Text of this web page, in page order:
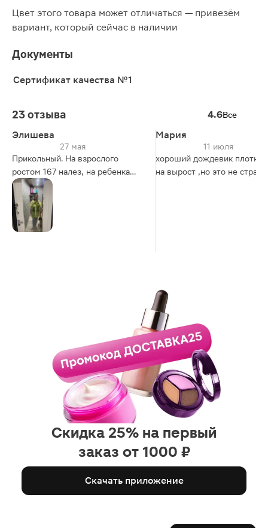
Цвет этого товара может отличаться — привезём
вариант, который сейчас в наличии
Документы
Сертификат качества №1
23 отзыва 4.6Все
Элишева
27 мая
Прикольный. На взрослого
ростом 167 налез, на ребенка
тоже налезет. Качество
устраивает.
На ребенка великовато)
Мария
11 июля
хороший дождевик
на вырост ,но это не
Скидка 25% на первый
заказ от 1000 ₽
Скачать приложение